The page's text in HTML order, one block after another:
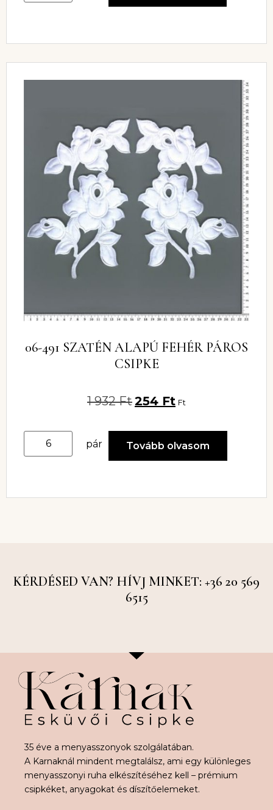
06-491 SZATÉN ALAPÚ FEHÉR PÁROS
CSIPKE
1 932Ft254 Ft Ft
pár Tovább olvasom
KÉRDÉSED VAN? HÍVJ MINKET: +36 20 569
6515
35 éve a menyasszonyok szolgálatában.
A Karnaknál mindent megtalálsz, ami egy különleges
menyasszonyi ruha elkészítéséhez kell – prémium
csipkéket, anyagokat és díszítőelemeket.